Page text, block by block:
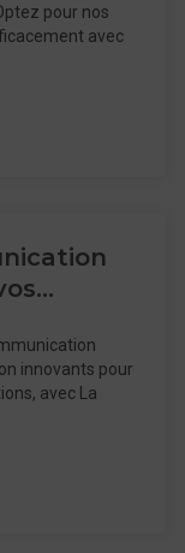
pour nos
avec
innovants pour
avec La